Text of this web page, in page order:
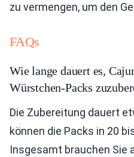
zu vermengen, um den
FAQs
Wie lange dauert es,
Würstchen-Packs
Die Zubereitung dauert
können die Packs in 20
Insgesamt brauchen Sie